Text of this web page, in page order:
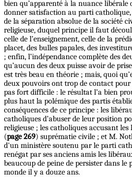
bien qu’apparenté à la nuance libérale
donner satisfaction au parti
de la séparation absolue de la société
religieuse, duquel principe il faut
celle de l’enseignement, celle de la
placet, des bulles papales, des
; enfin, l’indépendance complète des
qu’aucun des deux puisse avoir de
est très beau en théorie ; mais, quoi
deux pouvoirs ont trop de contact pour
pas fort difficile : le résultat l’a bien
plus haut la polémique des partis
conséquences de ce principe : les
catholiques d’abuser de leur position
religieuse ; les catholiques accusant
(page 269) suprématie civile ; et M.
d'un ministère soutenu par le parti
renégat par ses anciens amis les
beaucoup de peine de persister dans
monde il y a douze ans.